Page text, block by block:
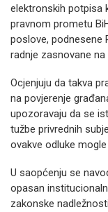
elektronskih potpisa
pravnom prometu
poslove, podnesene
radnje zasnovane
Ocjenjuju da takva
na povjerenje
upozoravaju da se
tužbe privrednih
ovakve odluke
U saopćenju se
opasan
zakonske